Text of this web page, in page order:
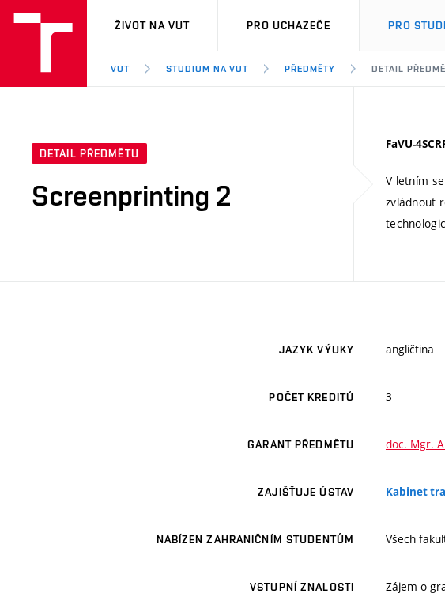
VUT
ŽIVOT NA VUT PRO UCHAZEČE PRO
VUT STUDIUM NA VUT PŘEDMĚTY DETAIL
DETAIL PŘEDMĚTU
Screenprinting 2
FaVU-
V letním
zvládnout
JAZYK VÝUKY angličtina
POČET KREDITŮ 3
GARANT PŘEDMĚTU doc. Mgr.
ZAJIŠŤUJE ÚSTAV Kabinet
NABÍZEN ZAHRANIČNÍM STUDENTŮM Všech
VSTUPNÍ ZNALOSTI Zájem o